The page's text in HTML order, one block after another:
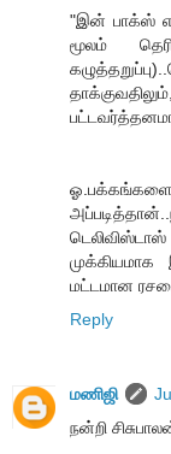
"இன் பாக்ஸ்
மூலம்
ஓ.பக்கங்களை
முக்கியமாக
மட்டமான
Reply
மணிஜி
நன்றி